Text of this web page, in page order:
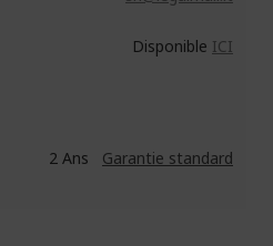
Disponible ICI
2 Ans Garantie standard